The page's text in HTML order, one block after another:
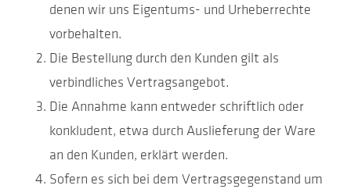
denen wir uns Eigentums- und Urheberrechte
vorbehalten.
Die Bestellung durch den Kunden gilt als
verbindliches Vertragsangebot.
Die Annahme kann entweder schriftlich oder
konkludent, etwa durch Auslieferung der Ware
an den Kunden, erklärt werden.
Sofern es sich bei dem Vertragsgegenstand um